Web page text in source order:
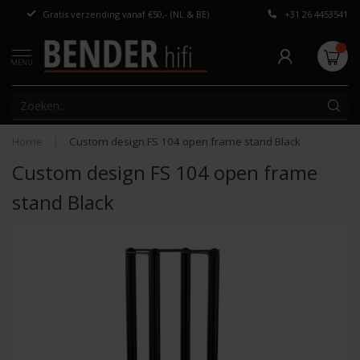
Gratis verzending vanaf €50,- (NL & BE) Persoonlijk
+31 26 4453541
MENU
Home Custom design FS 104 open frame stand Black
Custom design FS 104 open frame
stand Black